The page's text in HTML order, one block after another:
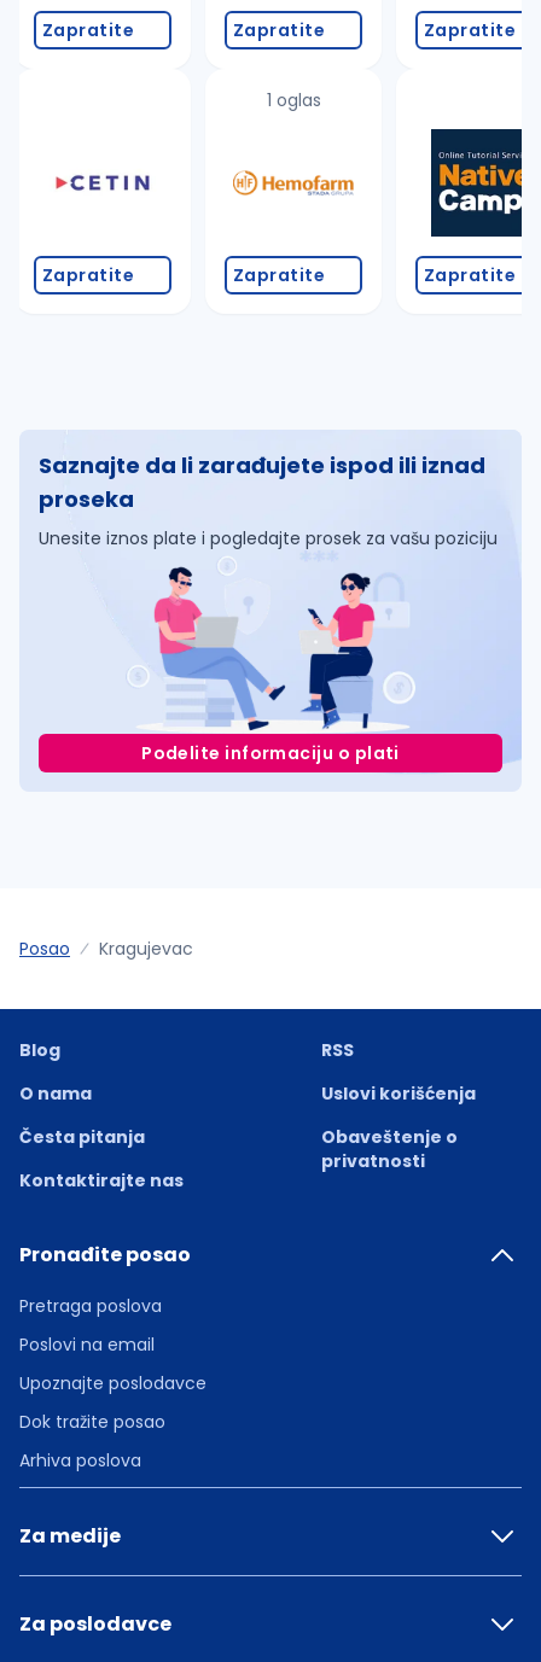
promenite odabrane filtere pretrage
Zapratite
Zapratite
Zapratite
1 oglas
Zapratite
Zapratite
Zapratite
Saznajte da li zarađujete ispod ili iznad
proseka
Unesite iznos plate i pogledajte prosek za vašu poziciju
Podelite informaciju o plati
Posao Kragujevac
Blog
O nama
Česta pitanja
Kontaktirajte nas
RSS
Uslovi korišćenja
Obaveštenje o
privatnosti
Pronađite posao
Pretraga poslova
Poslovi na email
Upoznajte poslodavce
Dok tražite posao
Arhiva poslova
Za medije
Za poslodavce